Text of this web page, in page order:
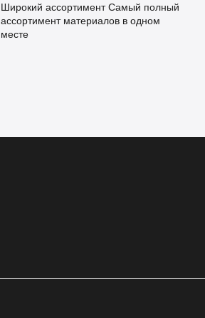
Широкий ассортимент Самый полный
ассортимент материалов в одном
месте